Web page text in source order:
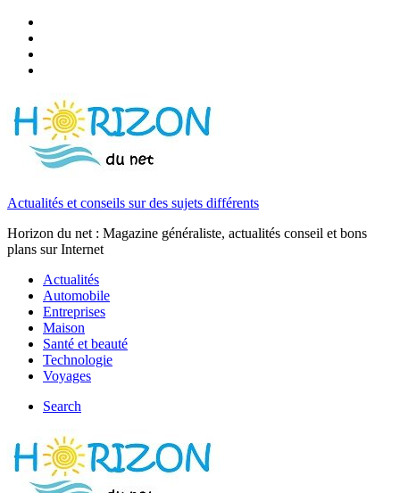
Actualités et conseils sur des sujets différents
Horizon du net : Magazine généraliste, actualités conseil et bons
plans sur Internet
Actualités
Automobile
Entreprises
Maison
Santé et beauté
Technologie
Voyages
Search